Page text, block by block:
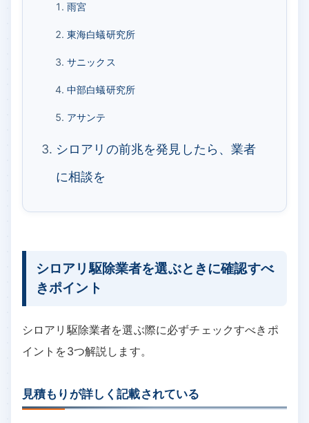
雨宮
東海白蟻研究所
サニックス
中部白蟻研究所
アサンテ
シロアリの前兆を発見したら、業者
に相談を
シロアリ駆除業者を選ぶときに確認すべ
きポイント
シロアリ駆除業者を選ぶ際に必ずチェックすべきポ
イントを3つ解説します。
見積もりが詳しく記載されている